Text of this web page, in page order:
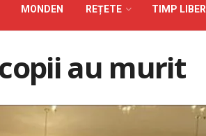
MONDEN REȚETE TIMP LIBER
au murit